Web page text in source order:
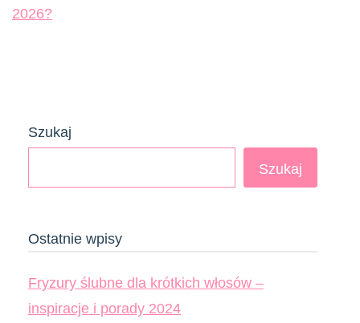
2026?
Szukaj
Szukaj
Ostatnie wpisy
Fryzury ślubne dla krótkich włosów –
inspiracje i porady 2024